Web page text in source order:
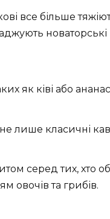
все більше
новаторські
як ківі або
лише класичні
серед тих, хто
овочів та грибів.